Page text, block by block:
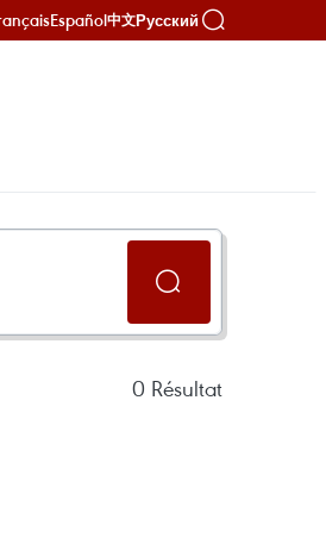
Español中文Русский
0 Résultat